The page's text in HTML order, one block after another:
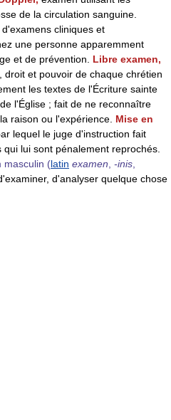
de la circulation sanguine.
cliniques et
une personne apparemment
et de prévention. Libre examen,
et pouvoir de chaque chrétien
les textes de l'Écriture sainte
l'Église ; fait de ne reconnaître
raison ou l'expérience. Mise en
lequel le juge d'instruction fait
lui sont pénalement reprochés.
masculin (latin examen -inis
d'analyser quelque chose